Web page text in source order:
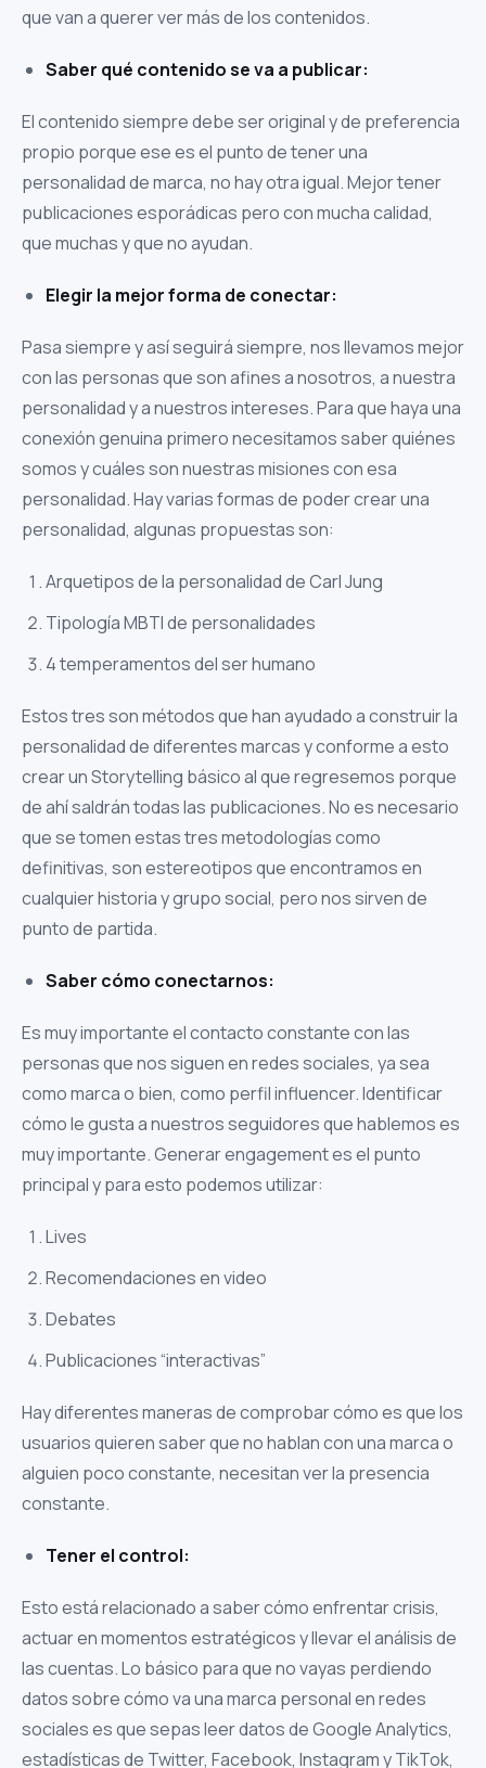
que van a querer ver más de los contenidos.
Saber qué contenido se va a publicar:
El contenido siempre debe ser original y de preferencia
propio porque ese es el punto de tener una
personalidad de marca, no hay otra igual. Mejor tener
publicaciones esporádicas pero con mucha calidad,
que muchas y que no ayudan.
Elegir la mejor forma de conectar:
Pasa siempre y así seguirá siempre, nos llevamos mejor
con las personas que son afines a nosotros, a nuestra
personalidad y a nuestros intereses. Para que haya una
conexión genuina primero necesitamos saber quiénes
somos y cuáles son nuestras misiones con esa
personalidad. Hay varias formas de poder crear una
personalidad, algunas propuestas son:
Arquetipos de la personalidad de Carl Jung
Tipología MBTI de personalidades
4 temperamentos del ser humano
Estos tres son métodos que han ayudado a construir la
personalidad de diferentes marcas y conforme a esto
crear un Storytelling básico al que regresemos porque
de ahí saldrán todas las publicaciones. No es necesario
que se tomen estas tres metodologías como
definitivas, son estereotipos que encontramos en
cualquier historia y grupo social, pero nos sirven de
punto de partida.
Saber cómo conectarnos:
Es muy importante el contacto constante con las
personas que nos siguen en redes sociales, ya sea
como marca o bien, como perfil influencer. Identificar
cómo le gusta a nuestros seguidores que hablemos es
muy importante. Generar engagement es el punto
principal y para esto podemos utilizar:
Lives
Recomendaciones en video
Debates
Publicaciones “interactivas”
Hay diferentes maneras de comprobar cómo es que los
usuarios quieren saber que no hablan con una marca o
alguien poco constante, necesitan ver la presencia
constante.
Tener el control:
Esto está relacionado a saber cómo enfrentar crisis,
actuar en momentos estratégicos y llevar el análisis de
las cuentas. Lo básico para que no vayas perdiendo
datos sobre cómo va una marca personal en redes
sociales es que sepas leer datos de Google Analytics,
estadísticas de Twitter, Facebook, Instagram y TikTok,